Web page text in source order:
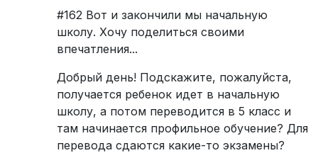
#162 Вот и закончили мы начальную
школу. Хочу поделиться своими
впечатления...
Добрый день! Подскажите, пожалуйста,
получается ребенок идет в начальную
школу, а потом переводится в 5 класс и
там начинается профильное обучение? Для
перевода сдаются какие-то экзамены?